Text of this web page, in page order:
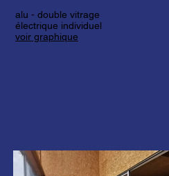
alu - double vitrage
électrique individuel
voir graphique